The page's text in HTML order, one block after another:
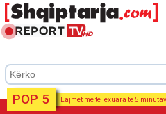
POP 5 Lajmet më të lexuara të 5